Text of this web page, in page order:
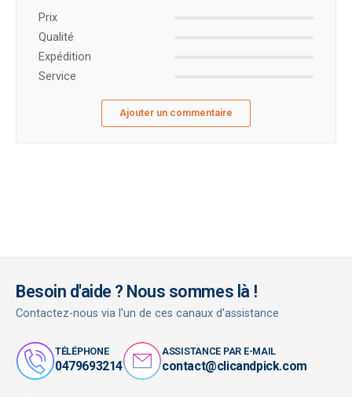
Prix ​​
Qualité
Expédition
Service
Ajouter un commentaire
Besoin d'aide ? Nous sommes là !
Contactez-nous via l'un de ces canaux d'assistance
TÉLÉPHONE
0479693214
ASSISTANCE PAR E-MAIL
contact@clicandpick.com